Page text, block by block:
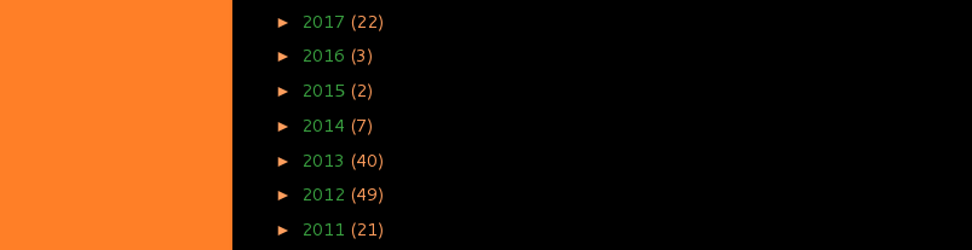
► 2017 (22)
► 2016 (3)
► 2015 (2)
► 2014 (7)
► 2013 (40)
► 2012 (49)
► 2011 (21)